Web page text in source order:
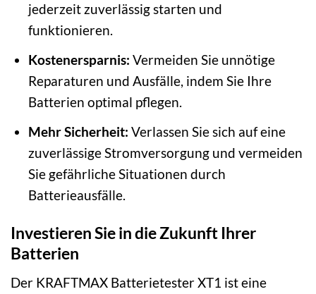
jederzeit zuverlässig starten und
funktionieren.
Kostenersparnis: Vermeiden Sie unnötige
Reparaturen und Ausfälle, indem Sie Ihre
Batterien optimal pflegen.
Mehr Sicherheit: Verlassen Sie sich auf eine
zuverlässige Stromversorgung und vermeiden
Sie gefährliche Situationen durch
Batterieausfälle.
Investieren Sie in die Zukunft Ihrer
Batterien
Der KRAFTMAX Batterietester XT1 ist eine